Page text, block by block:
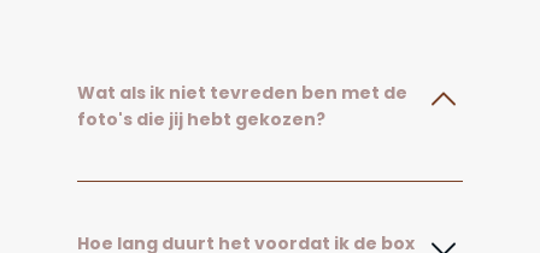
Hoe lang duurt het voordat ik de box
Wat als ik niet tevreden ben met de
foto's die jij hebt gekozen?